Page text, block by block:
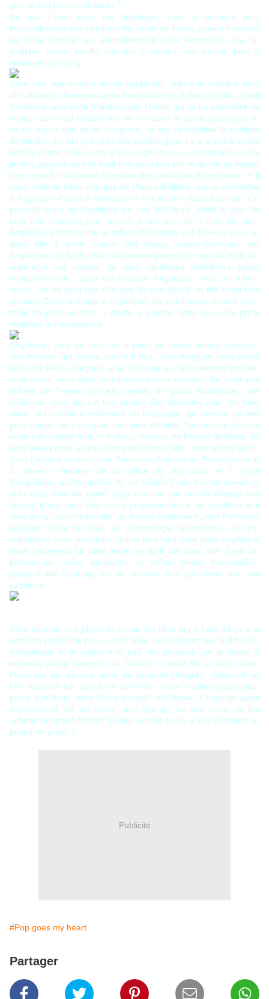
que ce soit bien ce château ?
Ce que j'aime dans les Angélique, c'est la manière dont
invariablement elle s'empare du coeur de beaux jeunes hommes
au torse musclé qui inévitablement vont rencontrer une fin
tragique tandis qu'elle cherche à venger son époux, puis à
retrouver son rang.
C'est une veuve noire involontairement, j'adore la manière dont
elle utilise les hommes après l'exécution de Joffrey, Nicolas, l'ami
d'enfance, une sorte d'André(Lady Oscar) qui va lui permettre de
venger son mari et dont elle va entraîner la perte, parce qu'elle
ne se soucie que de sa vengence, ce qui va fragiliser la position
de Nicolas en tant que chef des bandits, puis il y a le poète crotté
dont la plume va lui servir à se venger de ceux qui ont tué un des
jeunes garçons qu'elle avait pris sous son aile et qui va se laisser
tuer, quand il découvre l'étendue des ambitions d'Angélique, et il
nous reste le beau marquis de Plessis-Bellière, qui va permettre
à Angélique d'avoir à nouveau un titre et une place à la cour. On
pourrait croire qu'Angélique est une fille facile, prête à user de
tous ses charmes pour arriver à ses fins. Or il n'en est rien,
Angélique est farouche et refuse d'accorder ses faveurs pour un
gain, elle a aimé chacun des beaux jeunes hommes, car
Angélique est fidèle mais seulement jusqu'à ce que la mort les
sépare(ce qui posera, du coup, quelques problèmes assez
compréhensibles dans Indomptable Angélique, mais en même
temps, on ne peut pas dire que de son côté il ait été aussi très
chaste). C'est la magie d'Angélique, les sentiments restent purs,
mais on peut coucher à droite à gauche sans que cela prête
vraiment à conséquence.
Angélique, c'est du rêve, on a plein de beaux jeunes hommes,
une héroïne qui résiste quand il faut, c'est magique mais parmi
tous ces beaux garçons, si je vous dis qui fait vraiment chavirer
mon coeur, vous allez certainement vous moquer. Ce n'est pas
Joffrey de Peyrac, qui est, certes, un grand humaniste, très
séducteur mais qui est trop proche des libertains pour me faire
rêver, je lui préfère nettement Mr Rochester, qui semble un peu
plus rangé, ce n'est pas non plus Nicolas, l'amoureux dévoué
envers et malgré tout, ni le beau marquis de Plessis-Bellières. Ils
sont beaux mais un peu trop passionnés. Non, mon grand favori,
c'est Desgrez et son chien Sorbonne, l'avocat de Peyrac dans le
1, devenu membre de la police du Roi dans le 2, l'ami
d'Angélique, qui l'empêche de se suicider(j'adore cette scène) et
qui l'aime mais est assez sage pour ne pas vouloir devenir son
amant, il faut avoir des rêves proportionnés à sa condition et il
rêve de la revoir marquise. Je trouve réellement Jean Rochefort
craquant dans ce rôle, un personnage raisonnable, un brin
calculateur avec son chien, qui va tout faire pour aider Angélique
sans forcément lui faire sentir ce qu'il fait pour elle. C'est un
personnage malin, intelligent, en même temps inaccessible,
puisqu'il est celui qui ne se laissera pas gouverner par ses
passions.
C'est donc un vrai plaisir de revoir ces films et j'ai hâte d'être à la
semaine prochaine pour voir la suite, en espérant que la diffusion
d'Angélique et le sultan n'ait pas lieu pendant que je serais à
nouveau partie camper, car j'adore ce volet de la série, avec
l'eunuque qui est une sorte de seconde Desgrez, l'adjuvant un
brin assexué car prêt à se contenter d'une relation platonique,
parce que toute autre forme pourrait être fatale. J'aimerais aussi
énormément lire les livres, sauf que je n'ai pas envie de les
acheter en grand format. Quelqu'un sait-il s'il y a une réédition en
poche de prévu ?
Publicité
#Pop goes my heart
Partager